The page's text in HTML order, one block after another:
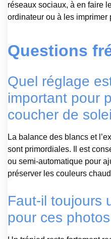
réseaux sociaux, à en faire
ordinateur ou à les imprimer
Questions
Quel réglage
important pour
coucher de
La balance des blancs et
sont primordiales. Il est
ou semi-automatique pour
préserver les couleurs
Faut-il toujours
pour ces